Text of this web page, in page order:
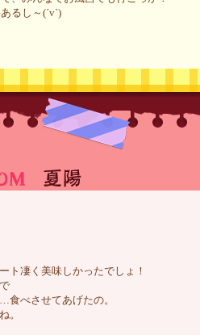
るし～(´v`)
ト凄く美味しかったでしょ！
食べさせてあげたの。
。